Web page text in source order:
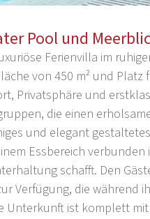
Pool und
Ferienvilla im
von 450 m² und
Privatsphäre und
die einen
und elegant
Essbereich
schafft. Den
Verfügung, die während
Unterkunft ist komplett